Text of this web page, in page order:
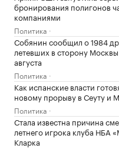
бронирования полигонов
компаниями
Политика
Собянин сообщил о 1984
летевших в сторону Москвы
августа
Политика
Как испанские власти
новому прорыву в Сеуту и
Политика
Стала известна причина
летнего игрока клуба НБА
Кларка